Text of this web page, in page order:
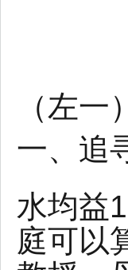
（左
一、追
水均益
庭可以